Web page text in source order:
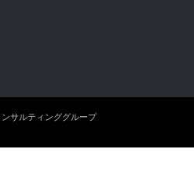
サルティンググループ